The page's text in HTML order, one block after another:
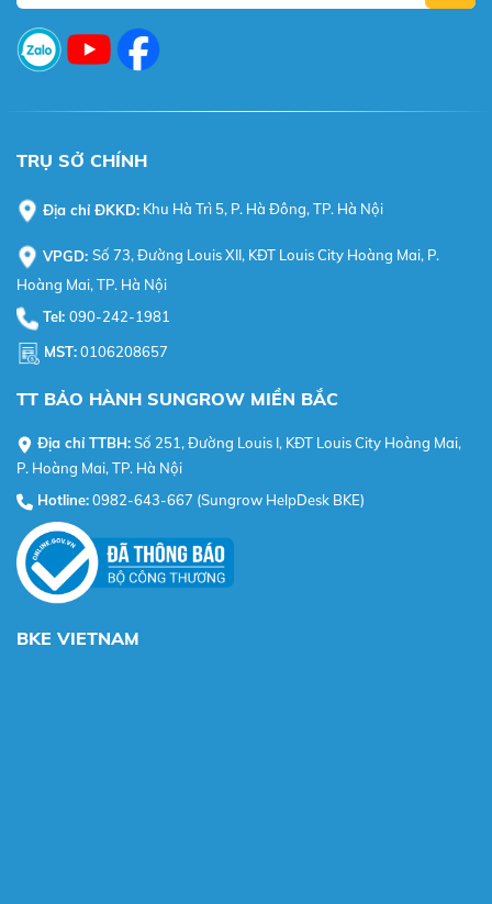
TRỤ SỞ CHÍNH
Địa chỉ ĐKKD: Khu Hà Trì 5, P. Hà Đông, TP. Hà Nội
VPGD: Số 73, Đường Louis XII, KĐT Louis City Hoàng Mai, P.
Hoàng Mai, TP. Hà Nội
Tel: 090-242-1981
MST:0106208657
TT BẢO HÀNH SUNGROW MIỀN BẮC
Địa chỉ TTBH:Số 251, Đường Louis I, KĐT Louis City Hoàng Mai,
P. Hoàng Mai, TP. Hà Nội
Hotline:0982-643-667 (Sungrow HelpDesk BKE)
BKE VIETNAM